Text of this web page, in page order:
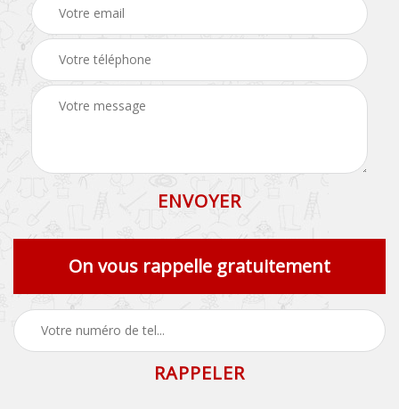
On vous rappelle gratuitement